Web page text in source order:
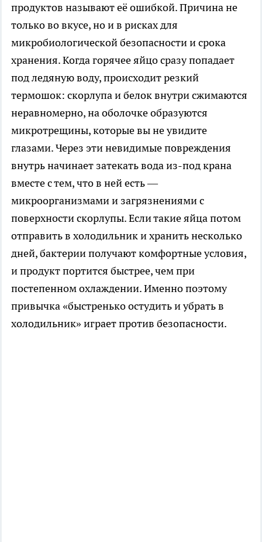
продуктов называют её ошибкой. Причина не
только во вкусе, но и в рисках для
микробиологической безопасности и срока
хранения. Когда горячее яйцо сразу попадает
под ледяную воду, происходит резкий
термошок: скорлупа и белок внутри сжимаются
неравномерно, на оболочке образуются
микротрещины, которые вы не увидите
глазами. Через эти невидимые повреждения
внутрь начинает затекать вода из-под крана
вместе с тем, что в ней есть —
микроорганизмами и загрязнениями с
поверхности скорлупы. Если такие яйца потом
отправить в холодильник и хранить несколько
дней, бактерии получают комфортные условия,
и продукт портится быстрее, чем при
постепенном охлаждении. Именно поэтому
привычка «быстренько остудить и убрать в
холодильник» играет против безопасности.